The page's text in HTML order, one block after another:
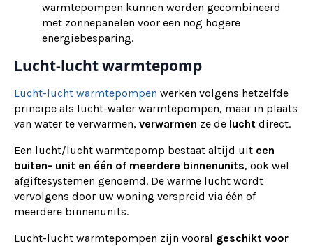
warmtepompen kunnen worden gecombineerd
met zonnepanelen voor een nog hogere
energiebesparing.
Lucht-lucht warmtepomp
Lucht-lucht warmtepompen werken volgens hetzelfde
principe als lucht-water warmtepompen, maar in plaats
van water te verwarmen, verwarmen ze de lucht direct.
Een lucht/lucht warmtepomp bestaat altijd uit een
buiten- unit en één of meerdere binnenunits, ook wel
afgiftesystemen genoemd. De warme lucht wordt
vervolgens door uw woning verspreid via één of
meerdere binnenunits.
Lucht-lucht warmtepompen zijn vooral geschikt voor